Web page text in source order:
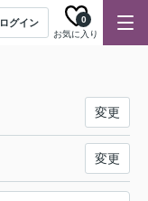
ログイン
お気に入り
0
変更
変更